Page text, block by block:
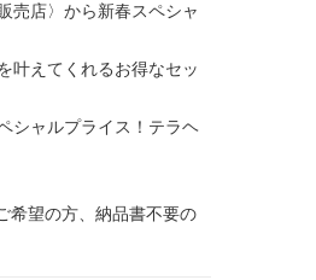
売店〉から新春スペシャ
叶えてくれるお得なセッ
シャルプライス！テラヘ
希望の方、納品書不要の